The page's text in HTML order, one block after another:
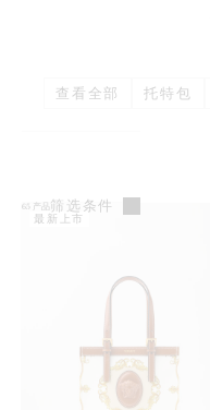
查看全部 托特包
65 产品 筛选条件
最新上市